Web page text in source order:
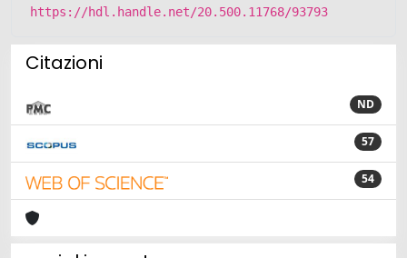
https://hdl.handle.net/20.500.11768/93793
Citazioni
ND
57
54